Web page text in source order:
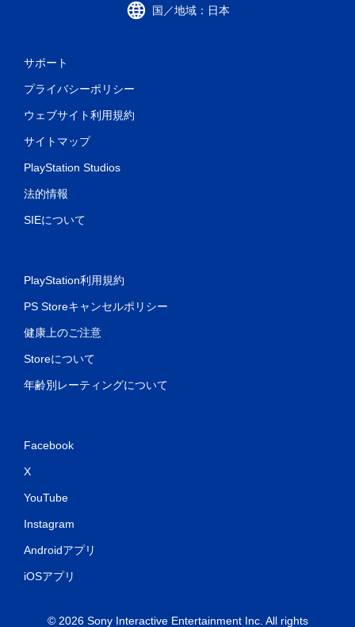
国／地域：日本
サポート
プライバシーポリシー
ウェブサイト利用規約
サイトマップ
PlayStation Studios
法的情報
SIEについて
PlayStation利用規約
PS Storeキャンセルポリシー
健康上のご注意
Storeについて
年齢別レーティングについて
Facebook
X
YouTube
Instagram
Androidアプリ
iOSアプリ
© 2026 Sony Interactive Entertainment Inc. All rights